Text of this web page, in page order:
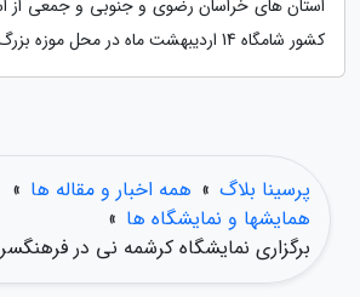
استان های خراسان رضوی و جنوبی و جمعی از
کشور شامگاه 14 اردیبهشت ماه در محل موزه بزرگ خراسان افتتاح شد.
پرسینا بلاگ » همه اخبار و مقاله ها »
همایشها و نمایشگاه ها »
برگزاری نمایشگاه کرشمه نی در